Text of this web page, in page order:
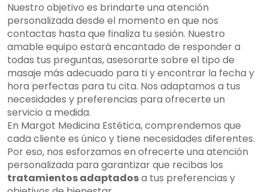
Nuestro objetivo es brindarte una atención
personalizada desde el momento en que nos
contactas hasta que finaliza tu sesión. Nuestro
amable equipo estará encantado de responder a
todas tus preguntas, asesorarte sobre el tipo de
masaje más adecuado para ti y encontrar la fecha y
hora perfectas para tu cita. Nos adaptamos a tus
necesidades y preferencias para ofrecerte un
servicio a medida.
En Margot Medicina Estética, comprendemos que
cada cliente es único y tiene necesidades diferentes.
Por eso, nos esforzamos en ofrecerte una atención
personalizada para garantizar que recibas los
tratamientos adaptadosa tus preferencias y